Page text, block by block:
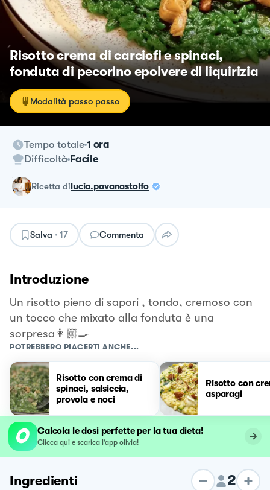
Risotto crema di carciofi e spinaci,
fonduta di pecorino epolvere di liquirizia
Modalità passo passo
Tempo totale 1 ora
Difficoltà Facile
ricetta dilucia.pavanastolfo
Salva · 17 Commenta
Introduzione
Un risotto pieno di sapori , tondo, cremoso con
un tocco che mixato alla fonduta è una
sorpresa👩🏼‍🍳
POTREBBERO PIACERTI ANCHE...
Risotto con crema di
spinaci, salsiccia,
provola e noci
Risotto con
asparagi
Calcola le dosi perfette per la tua dieta!
Clicca qui e scarica l’app olivia!
Ingredienti 2